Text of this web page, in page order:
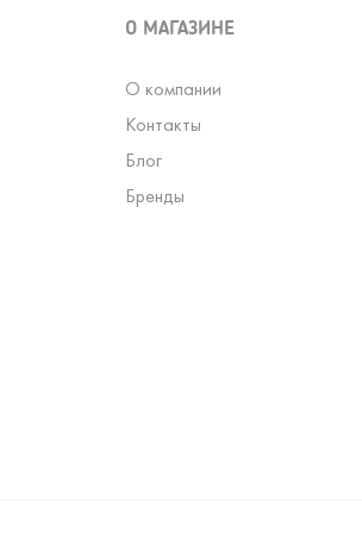
О МАГАЗИНЕ
О компании
Контакты
Блог
Бренды